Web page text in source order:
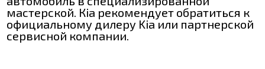
мастерской. Кіа рекомендует обратиться к
официальному дилеру Kia или партнерской
сервисной компании.